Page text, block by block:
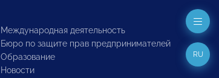
Международная деятельность
Бюро по защите прав предпринимателей
Образование
Новости
RU